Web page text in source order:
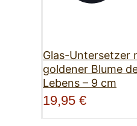
Glas-Untersetzer
goldener Blume
Lebens – 9 cm
19,95 €